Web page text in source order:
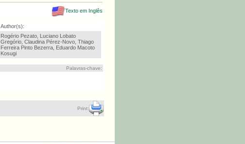
Texto em Inglês
Author(s):
Rogério Pezato, Luciano Lobato
Gregório, Claudina Pérez-Novo, Thiago
Ferreira Pinto Bezerra, Eduardo Macoto
Kosugi
Palavras-chave:
Print: